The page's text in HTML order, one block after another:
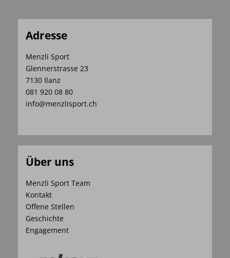
Adresse
Menzli Sport
Glennerstrasse 23
7130 Ilanz
081 920 08 80
info@menzlisport.ch
Über uns
Menzli Sport Team
Kontakt
Offene Stellen
Geschichte
Engagement